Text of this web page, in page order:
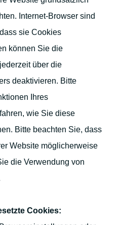
Internet-Browser sind
sie Cookies
können Sie die
über die
deaktivieren. Bitte
Ihres
wie Sie diese
Bitte beachten Sie, dass
Website möglicherweise
die Verwendung von
Cookies: